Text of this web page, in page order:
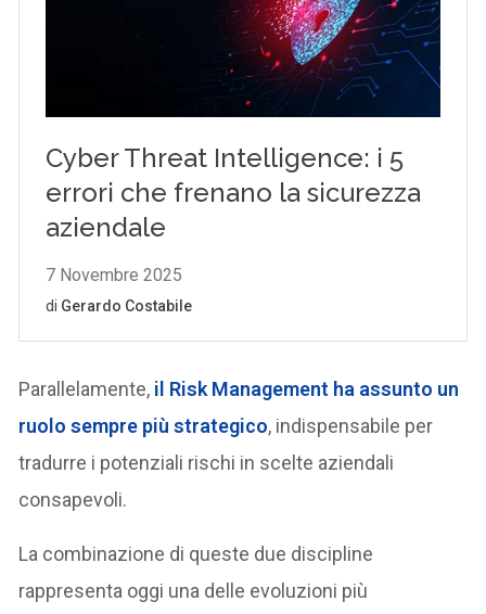
Parallelamente, il Risk Management ha assunto un
ruolo sempre più strategico, indispensabile per
tradurre i potenziali rischi in scelte aziendali
consapevoli.
La combinazione di queste due discipline
rappresenta oggi una delle evoluzioni più